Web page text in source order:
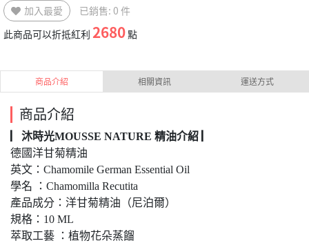
加入最愛
已銷售: 0 件
此商品可以折抵紅利 2680點
商品介紹 相關資訊 運送方式
商品介紹
▏沐時光MOUSSE NATURE 精油介紹 ▏
德國洋甘菊精油
英文：Chamomile German Essential Oil
學名 ：Chamomilla Recutita
產品成分：洋甘菊精油（尼泊爾）
規格：10 ML
萃取工藝 ：植物花朵蒸餾